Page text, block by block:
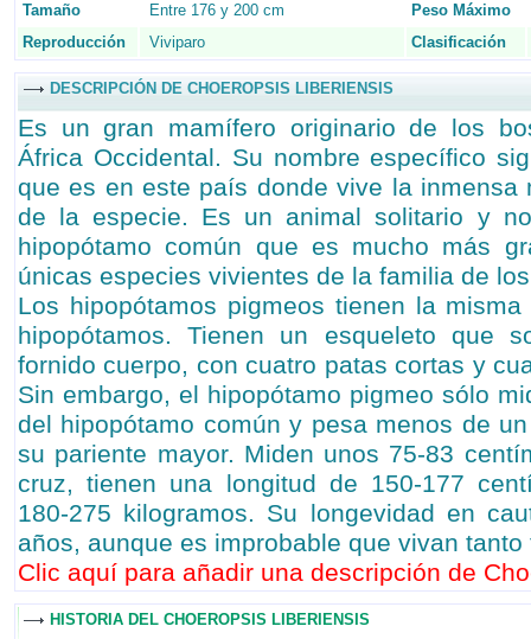
Tamaño
Entre 176 y 200 cm Peso Máximo
Reproducción
Viviparo Clasificación
DESCRIPCIÓN DE CHOEROPSIS LIBERIENSIS
Es un gran mamífero originario de los
África Occidental. Su nombre específico
que es en este país donde vive la inmensa
de la especie. Es un animal solitario y
hipopótamo común que es mucho más
únicas especies vivientes de la familia de
Los hipopótamos pigmeos tienen la
hipopótamos. Tienen un esqueleto que
fornido cuerpo, con cuatro patas cortas y
Sin embargo, el hipopótamo pigmeo sólo
del hipopótamo común y pesa menos de
su pariente mayor. Miden unos 75-83
cruz, tienen una longitud de 150-177
180-275 kilogramos. Su longevidad en
años, aunque es improbable que vivan
Clic aquí para añadir una descripción de
HISTORIA DEL CHOEROPSIS LIBERIENSIS